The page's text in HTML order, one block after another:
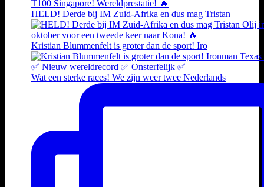
HELD! Derde bij IM Zuid-Afrika en dus mag Tristan
Kristian Blummenfelt is groter dan de sport! Iro
Wat een sterke races! We zijn weer twee Nederlands